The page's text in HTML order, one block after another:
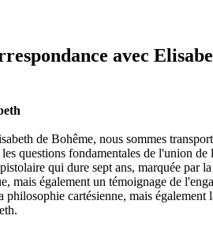
avec
de Bohême, nous sommes
questions fondamentales de l'union
qui dure sept ans, marquée par
également un témoignage de
cartésienne, mais